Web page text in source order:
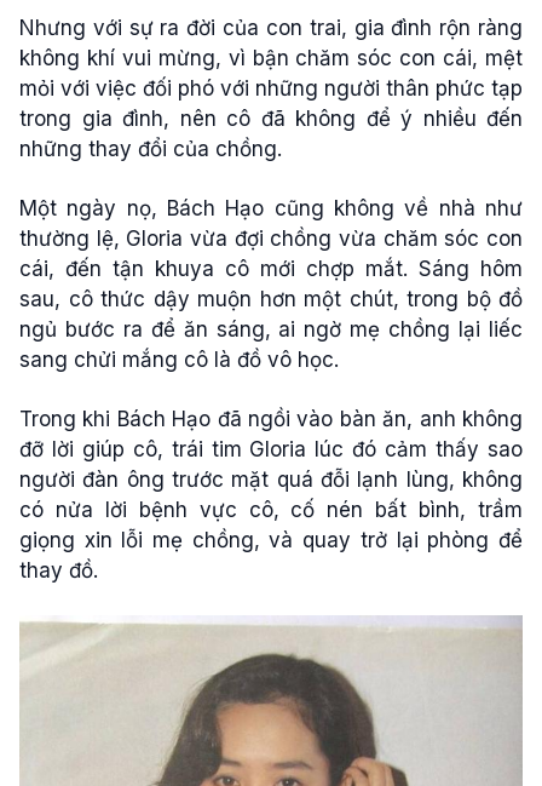
Nhưng với sự ra đời của con trai, gia đình rộn ràng
không khí vui mừng, vì bận chăm sóc con cái, mệt
mỏi với việc đối phó với những người thân phức tạp
trong gia đình, nên cô đã không để ý nhiều đến
những thay đổi của chồng.
Một ngày nọ, Bách Hạo cũng không về nhà như
thường lệ, Gloria vừa đợi chồng vừa chăm sóc con
cái, đến tận khuya cô mới chợp mắt. Sáng hôm
sau, cô thức dậy muộn hơn một chút, trong bộ đồ
ngủ bước ra để ăn sáng, ai ngờ mẹ chồng lại liếc
sang chửi mắng cô là đồ vô học.
Trong khi Bách Hạo đã ngồi vào bàn ăn, anh không
đỡ lời giúp cô, trái tim Gloria lúc đó cảm thấy sao
người đàn ông trước mặt quá đỗi lạnh lùng, không
có nửa lời bệnh vực cô, cố nén bất bình, trầm
giọng xin lỗi mẹ chồng, và quay trở lại phòng để
thay đồ.